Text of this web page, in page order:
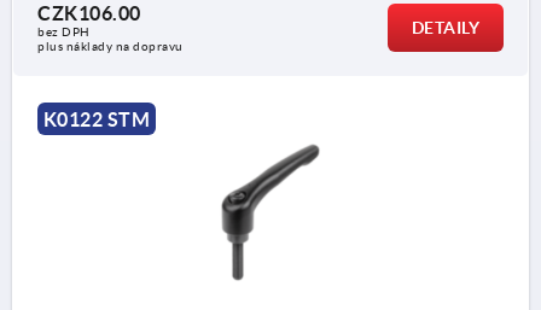
CZK106.00
bez DPH
plus náklady na dopravu
DETAILY
K0122 STM